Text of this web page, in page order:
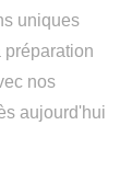
uniques
préparation
nos
aujourd'hui